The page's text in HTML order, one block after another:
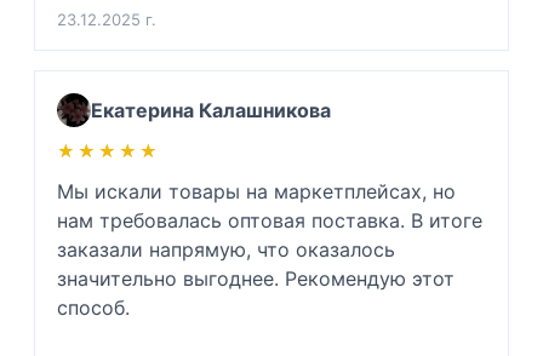
23.12.2025 г.
Екатерина Калашникова
★★★★★
★★★★★
Мы искали товары на маркетплейсах, но
нам требовалась оптовая поставка. В итоге
заказали напрямую, что оказалось
значительно выгоднее. Рекомендую этот
способ.